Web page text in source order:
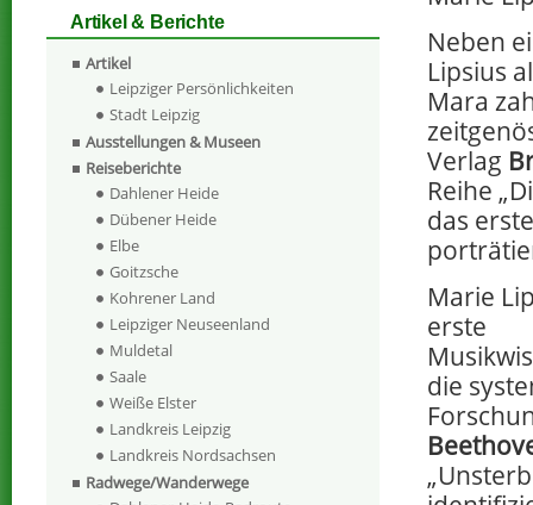
Neben
Lipsius
Mara
Verlag
Reihe
das
Marie
erste
die
Artikel & Berichte
Artikel
Leipziger Persönlichkeiten
Stadt Leipzig
Ausstellungen & Museen
Reiseberichte
Dahlener Heide
Dübener Heide
Elbe
Goitzsche
Kohrener Land
Leipziger Neuseenland
Muldetal
Saale
Weiße Elster
Landkreis Leipzig
Landkreis Nordsachsen
Radwege/Wanderwege